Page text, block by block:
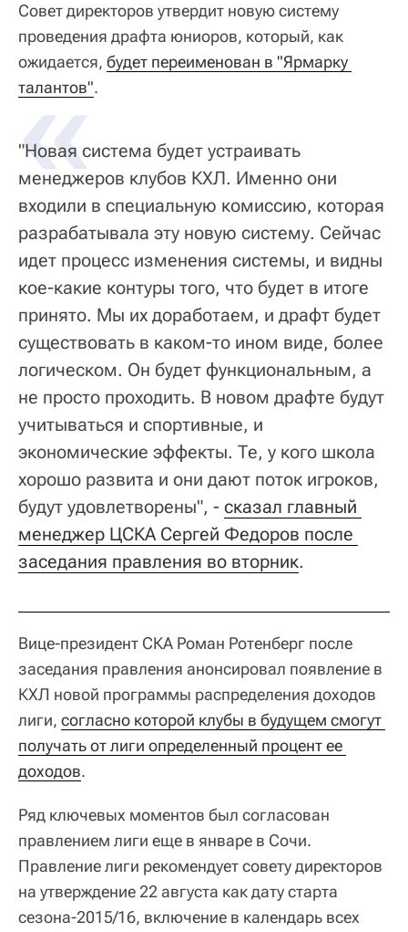
Совет директоров утвердит новую систему
проведения драфта юниоров, который, как
ожидается, будет переименован в "Ярмарку
талантов".
"Новая система будет устраивать
менеджеров клубов КХЛ. Именно они
входили в специальную комиссию, которая
разрабатывала эту новую систему. Сейчас
идет процесс изменения системы, и видны
кое-какие контуры того, что будет в итоге
принято. Мы их доработаем, и драфт будет
существовать в каком-то ином виде, более
логическом. Он будет функциональным, а
не просто проходить. В новом драфте будут
учитываться и спортивные, и
экономические эффекты. Те, у кого школа
хорошо развита и они дают поток игроков,
будут удовлетворены", - сказал главный
менеджер ЦСКА Сергей Федоров после
заседания правления во вторник.
Вице-президент СКА Роман Ротенберг после
заседания правления анонсировал появление в
КХЛ новой программы распределения доходов
лиги, согласно которой клубы в будущем смогут
получать от лиги определенный процент ее
доходов.
Ряд ключевых моментов был согласован
правлением лиги еще в январе в Сочи.
Правление лиги рекомендует совету директоров
на утверждение 22 августа как дату старта
сезона-2015/16, включение в календарь всех